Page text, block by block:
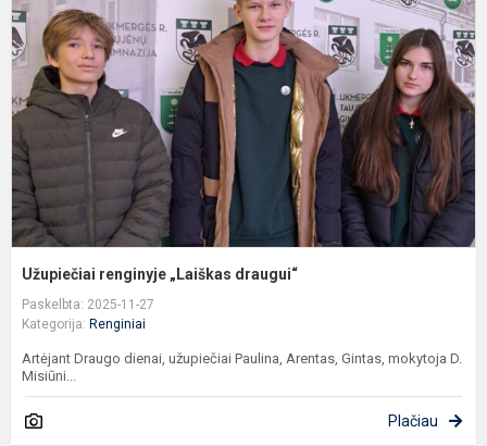
Užupiečiai renginyje „Laiškas draugui“
Paskelbta: 2025-11-27
Kategorija: Renginiai
Artėjant Draugo dienai, užupiečiai Paulina, Arentas, Gintas, mokytoja D.
Misiūni...
Plačiau